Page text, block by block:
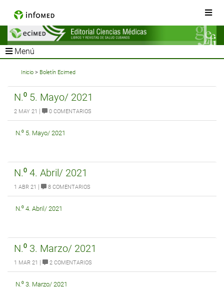
Menú
Inicio > Boletín Ecimed
N.⁰ 5. Mayo/ 2021
2 MAY 21 | 0 COMENTARIOS
N.⁰ 5. Mayo/ 2021
N.⁰ 4. Abril/ 2021
1 ABR 21 | 8 COMENTARIOS
N.⁰ 4. Abril/ 2021
N.⁰ 3. Marzo/ 2021
1 MAR 21 | 2 COMENTARIOS
N.⁰ 3. Marzo/ 2021